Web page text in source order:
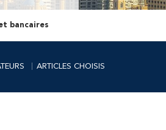
bancaires
ARTICLES CHOISIS